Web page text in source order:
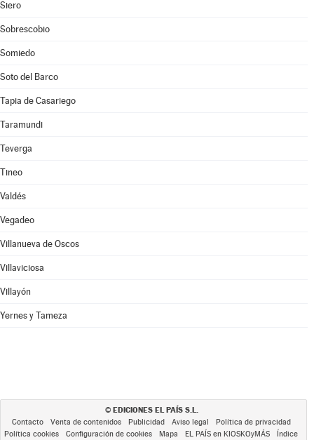
Siero
Sobrescobio
Somiedo
Soto del Barco
Tapia de Casariego
Taramundi
Teverga
Tineo
Valdés
Vegadeo
Villanueva de Oscos
Villaviciosa
Villayón
Yernes y Tameza
© EDICIONES EL PAÍS S.L.
Contacto Venta de contenidos Publicidad Aviso legal
Política de privacidad
Política cookies
Configuración de cookies Mapa EL PAÍS en KIOSKOyMÁS Índice